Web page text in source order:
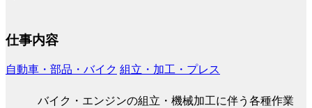
仕事内容
自動車・部品・バイク 組立・加工・プレス
バイク・エンジンの組立・機械加工に伴う各種作業